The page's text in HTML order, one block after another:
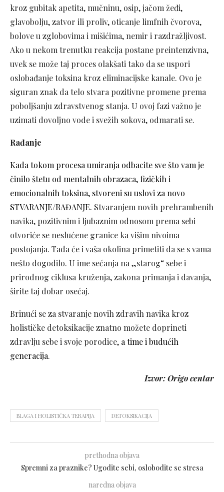
kroz gubitak apetita, mučninu, osip, jačom žeđi,
glavobolju, zatvor ili proliv, oticanje limfnih čvorova,
bolove u zglobovima i mišićima, nemir i razdražljivost.
Ako u nekom trenutku reakcija postane preintenzivna,
uvek se može taj proces olakšati tako da se uspori
oslobađanje toksina kroz eliminacijske kanale. Ovo je
siguran znak da telo stvara pozitivne promene prema
poboljšanju zdravstvenog stanja. U ovoj fazi važno je
uzimati dovoljno vode i svežih sokova, odmarati se.
Rađanje
Kada tokom procesa umiranja odbacite sve što vam je
činilo štetu od mentalnih obrazaca, fizičkih i
emocionalnih toksina, stvoreni su uslovi za novo
STVARANJE/RAĐANJE. Stvaranjem novih prehrambenih
navika, pozitivnim i ljubaznim odnosom prema sebi
otvoriće se neslućene granice ka višim nivoima
postojanja. Tada će i vaša okolina primetiti da se s vama
nešto dogodilo. U ime sećanja na „starog“ sebe i
prirodnog ciklusa kruženja, zakona primanja i davanja,
širite taj dobar osećaj.
Brinući se za stvaranje novih zdravih navika kroz
holističke detoksikacije znatno možete doprineti
zdravlju sebe i svoje porodice, a time i budućih
generacija.
Izvor: Origocentar
BLAGA I HOLISTIČKA TERAPIJA DETOKSIKACIJA
prethodna objava
Spremni za praznike? Ugodite sebi, oslobodite se stresa
naredna objava